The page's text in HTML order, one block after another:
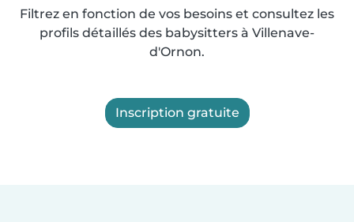
Filtrez en fonction de vos besoins et consultez les
profils détaillés des babysitters à Villenave-
d'Ornon.
Inscription gratuite